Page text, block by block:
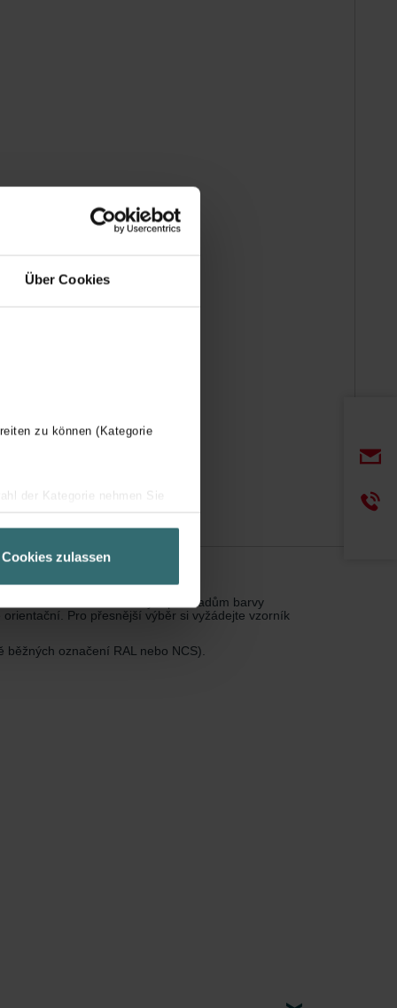
Über Cookies
zu können (Kategorie
der Kategorie nehmen Sie
über einen Link in der
Cookies zulassen
a lesku vzhledem k různým podkladům barvy
Pro přesnější výběr si vyžádejte vzorník
označení RAL nebo NCS).